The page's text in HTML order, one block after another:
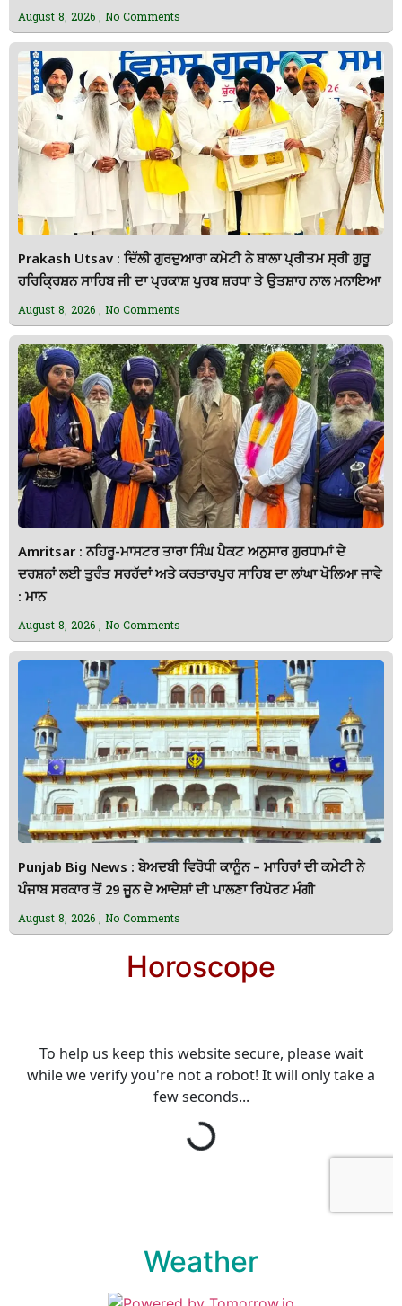
August 8, 2026 No Comments
Prakash Utsav : ਦਿੱਲੀ ਗੁਰਦੁਆਰਾ ਕਮੇਟੀ ਨੇ ਬਾਲਾ ਪ੍ਰੀਤਮ ਸ੍ਰੀ ਗੁਰੂ
ਹਰਿਕ੍ਰਿਸ਼ਨ ਸਾਹਿਬ ਜੀ ਦਾ ਪ੍ਰਕਾਸ਼ ਪੁਰਬ ਸ਼ਰਧਾ ਤੇ ਉਤਸ਼ਾਹ ਨਾਲ ਮਨਾਇਆ
August 8, 2026 No Comments
Amritsar : ਨਹਿਰੂ-ਮਾਸਟਰ ਤਾਰਾ ਸਿੰਘ ਪੈਕਟ ਅਨੁਸਾਰ ਗੁਰਧਾਮਾਂ ਦੇ
ਦਰਸ਼ਨਾਂ ਲਈ ਤੁਰੰਤ ਸਰਹੱਦਾਂ ਅਤੇ ਕਰਤਾਰਪੁਰ ਸਾਹਿਬ ਦਾ ਲਾਂਘਾ ਖੋਲਿਆ ਜਾਵੇ
: ਮਾਨ
August 8, 2026 No Comments
Punjab Big News : ਬੇਅਦਬੀ ਵਿਰੋਧੀ ਕਾਨੂੰਨ – ਮਾਹਿਰਾਂ ਦੀ ਕਮੇਟੀ ਨੇ
ਪੰਜਾਬ ਸਰਕਾਰ ਤੋਂ 29 ਜੂਨ ਦੇ ਆਦੇਸ਼ਾਂ ਦੀ ਪਾਲਣਾ ਰਿਪੋਰਟ ਮੰਗੀ
August 8, 2026 No Comments
Horoscope
Weather